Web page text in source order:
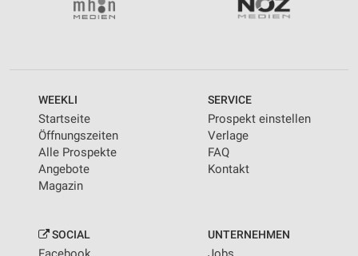
WEEKLI
Startseite
Öffnungszeiten
Alle Prospekte
Angebote
Magazin
SERVICE
Prospekt einstellen
Verlage
FAQ
Kontakt
SOCIAL UNTERNEHMEN